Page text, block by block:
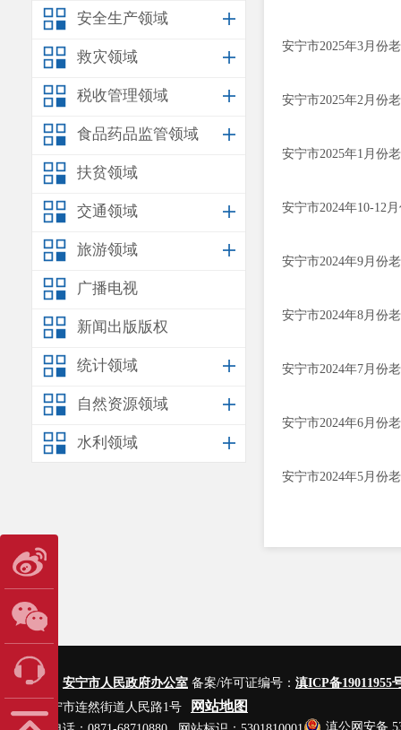
安全生产领域
救灾领域
税收管理领域
食品药品监管领域
扶贫领域
交通领域
旅游领域
广播电视
新闻出版版权
统计领域
自然资源领域
水利领域
安宁市2025年3月份
安宁市2025年2月份
安宁市2025年1月份
安宁市2024年10-12
安宁市2024年9月份
安宁市2024年8月份
安宁市2024年7月份
安宁市2024年6月份
安宁市2024年5月份
主办单位： 安宁市人民政府办公室 备案/许可证编号： 滇ICP备19011955
地址：安宁市连然街道人民路1号
网站地图
滇公网安备